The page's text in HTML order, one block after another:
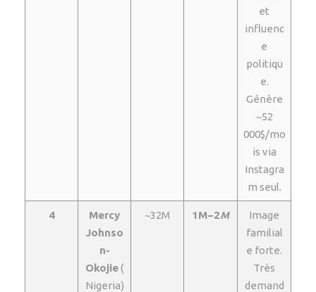
et
influenc
e
politiqu
e.
Génère
~52
000$/mo
is via
Instagra
m seul.
4
Mercy
Johnso
n-
Okojie(
Nigeria)
~32M 1M−2M
Image
familial
e forte.
Très
demand